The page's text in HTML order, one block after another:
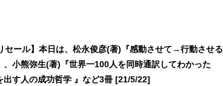
セール】本日は、松永俊彦(著)『感動させて→行動させる
、小熊弥生(著)『世界一100人を同時通訳してわかった
出す人の成功哲学 』など3冊 [21/5/22]